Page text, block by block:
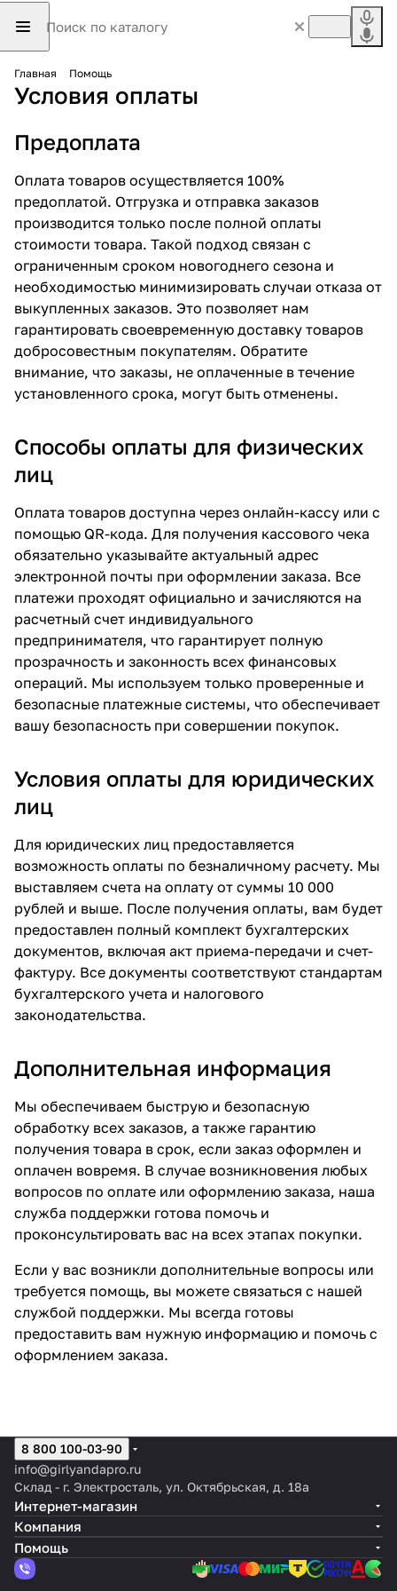
Главная Помощь
Условия оплаты
Предоплата
Оплата товаров осуществляется 100%
предоплатой. Отгрузка и отправка заказов
производится только после полной оплаты
стоимости товара. Такой подход связан с
ограниченным сроком новогоднего сезона и
необходимостью минимизировать случаи отказа от
выкупленных заказов. Это позволяет нам
гарантировать своевременную доставку товаров
добросовестным покупателям. Обратите
внимание, что заказы, не оплаченные в течение
установленного срока, могут быть отменены.
Способы оплаты для физических
лиц
Оплата товаров доступна через онлайн-кассу или с
помощью QR-кода. Для получения кассового чека
обязательно указывайте актуальный адрес
электронной почты при оформлении заказа. Все
платежи проходят официально и зачисляются на
расчетный счет индивидуального
предпринимателя, что гарантирует полную
прозрачность и законность всех финансовых
операций. Мы используем только проверенные и
безопасные платежные системы, что обеспечивает
вашу безопасность при совершении покупок.
Условия оплаты для юридических
лиц
Для юридических лиц предоставляется
возможность оплаты по безналичному расчету. Мы
выставляем счета на оплату от суммы 10 000
рублей и выше. После получения оплаты, вам будет
предоставлен полный комплект бухгалтерских
документов, включая акт приема-передачи и счет-
фактуру. Все документы соответствуют стандартам
бухгалтерского учета и налогового
законодательства.
Дополнительная информация
Мы обеспечиваем быструю и безопасную
обработку всех заказов, а также гарантию
получения товара в срок, если заказ оформлен и
оплачен вовремя. В случае возникновения любых
вопросов по оплате или оформлению заказа, наша
служба поддержки готова помочь и
проконсультировать вас на всех этапах покупки.
Если у вас возникли дополнительные вопросы или
требуется помощь, вы можете связаться с нашей
службой поддержки. Мы всегда готовы
предоставить вам нужную информацию и помочь с
оформлением заказа.
8 800 100-03-90
info@girlyandapro.ru
Склад - г. Электросталь, ул. Октябрьская, д. 18а
Интернет-магазин
Компания
Помощь